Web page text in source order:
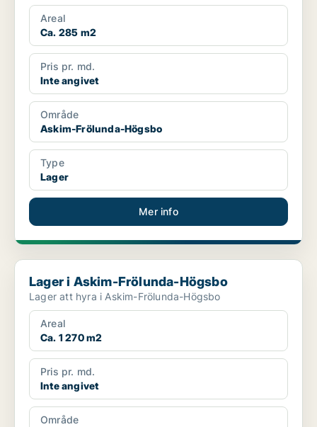
Areal
Ca. 285 m2
Pris pr. md.
Inte angivet
Område
Askim-Frölunda-Högsbo
Type
Lager
Mer info
Lager i Askim-Frölunda-Högsbo
Lager i Askim-Frölunda-Högsbo
Lager att hyra i Askim-Frölunda-Högsbo
Areal
Ca. 1 270 m2
Pris pr. md.
Inte angivet
Område